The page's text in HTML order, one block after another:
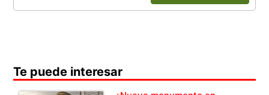
Te puede interesar